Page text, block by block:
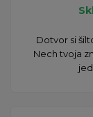
Dotvor si
Nech tvoja